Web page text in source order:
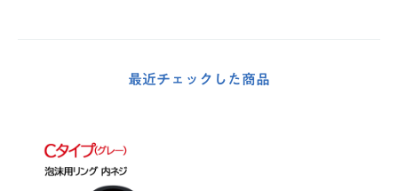
最近チェックした商品